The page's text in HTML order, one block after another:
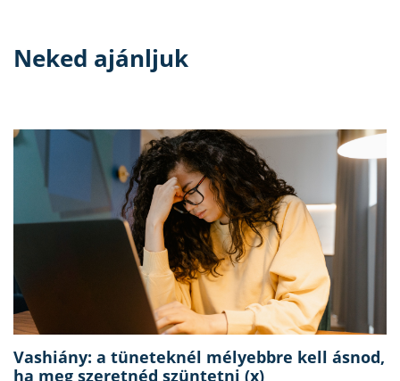
Neked ajánljuk
Vashiány: a tüneteknél mélyebbre kell ásnod,
ha meg szeretnéd szüntetni (x)